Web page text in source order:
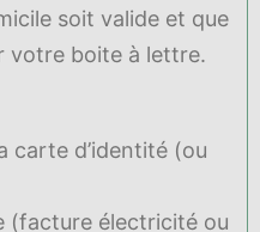
soit valide et que
votre boite à lettre.
carte d’identité (ou
(facture électricité ou